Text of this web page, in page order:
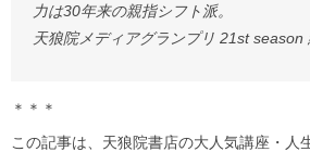
力は30年来の親指シフト派。
天狼院メディアグランプリ 21st season
＊＊＊
この記事は、天狼院書店の大人気講座・人